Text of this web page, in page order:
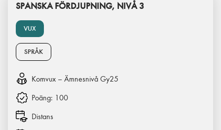
VUX
SPANSKA FÖRDJUPNING, NIVÅ 3
SPRÅK
Komvux – Ämnesnivå Gy25
Poäng: 100
Distans